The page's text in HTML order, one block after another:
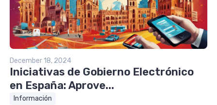
December 18, 2024
Iniciativas de Gobierno Electrónico
en España: Aprove...
Información